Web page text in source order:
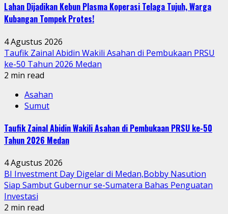
Lahan Dijadikan Kebun Plasma Koperasi Telaga Tujuh, Warga
Kubangan Tompek Protes!
4 Agustus 2026
Taufik Zainal Abidin Wakili Asahan di Pembukaan PRSU
ke-50 Tahun 2026 Medan
2 min read
Asahan
Sumut
Taufik Zainal Abidin Wakili Asahan di Pembukaan PRSU ke-50
Tahun 2026 Medan
4 Agustus 2026
BI Investment Day Digelar di Medan,Bobby Nasution
Siap Sambut Gubernur se-Sumatera Bahas Penguatan
Investasi
2 min read